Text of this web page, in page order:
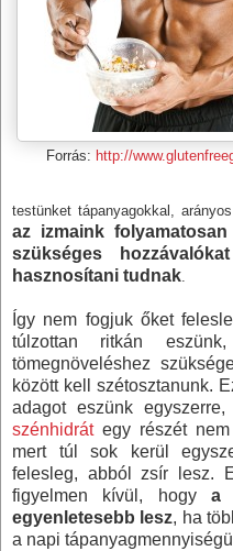
Forrás: http://
testünket tápanyagokkal,
az izmaink
szükséges
hasznosítani tudnak
Így nem fogjuk őket
túlzottan ritkán
tömegnöveléshez
között kell szétosztanunk.
adagot eszünk
szénhidrátegy részét nem
mert túl sok kerül
felesleg, abból zsír lesz.
figyelmen kívül, hogy a
egyenletesebb lesz, ha
a napi